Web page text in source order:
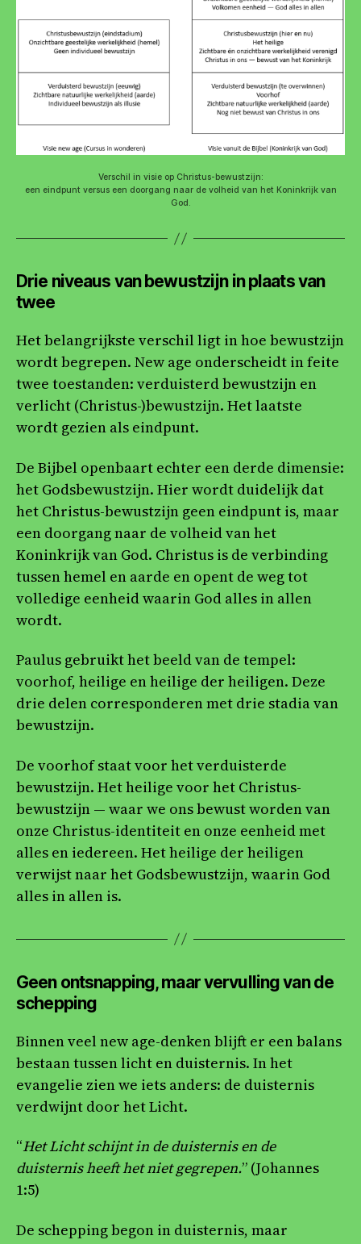
Verschil in visie op Christus-bewustzijn:
een eindpunt versus een doorgang naar de volheid van het Koninkrijk van
God.
Drie niveaus van bewustzijn in plaats van
twee
Het belangrijkste verschil ligt in hoe bewustzijn
wordt begrepen. New age onderscheidt in feite
twee toestanden: verduisterd bewustzijn en
verlicht (Christus-)bewustzijn. Het laatste
wordt gezien als eindpunt.
De Bijbel openbaart echter een derde dimensie:
het Godsbewustzijn. Hier wordt duidelijk dat
het Christus-bewustzijn geen eindpunt is, maar
een doorgang naar de volheid van het
Koninkrijk van God. Christus is de verbinding
tussen hemel en aarde en opent de weg tot
volledige eenheid waarin God alles in allen
wordt.
Paulus gebruikt het beeld van de tempel:
voorhof, heilige en heilige der heiligen. Deze
drie delen corresponderen met drie stadia van
bewustzijn.
De voorhof staat voor het verduisterde
bewustzijn. Het heilige voor het Christus-
bewustzijn — waar we ons bewust worden van
onze Christus-identiteit en onze eenheid met
alles en iedereen. Het heilige der heiligen
verwijst naar het Godsbewustzijn, waarin God
alles in allen is.
Geen ontsnapping, maar vervulling van de
schepping
Binnen veel new age-denken blijft er een balans
bestaan tussen licht en duisternis. In het
evangelie zien we iets anders: de duisternis
verdwijnt door het Licht.
“Het Licht schijnt in de duisternis en de
duisternis heeft het niet gegrepen.” (Johannes
1:5)
De schepping begon in duisternis, maar